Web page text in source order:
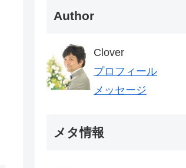
Author
Clover
プロフィール
メッセージ
メタ情報